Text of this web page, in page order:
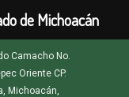
Camacho No.
Oriente CP.
Michoacán,
de Michoacán